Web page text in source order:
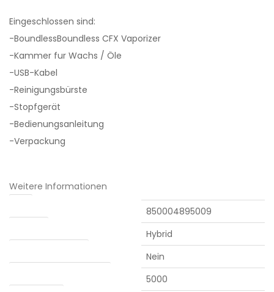
Eingeschlossen sind:
-BoundlessBoundless CFX Vaporizer
-Kammer fur Wachs / Öle
-USB-Kabel
-Reinigungsbürste
-Stopfgerät
-Bedienungsanleitung
-Verpackung
Weitere Informationen
850004895009
Hybrid
Nein
5000